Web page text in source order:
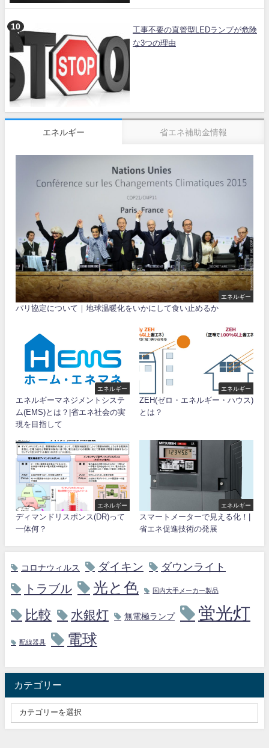
工事不要の直管型LEDランプが危険
な3つの理由
エネルギー 省エネ補助金情報
エネルギー
パリ協定について｜地球温暖化をいかにして食い止めるか
エネルギー
エネルギーマネジメントシステ
ム(EMS)とは？|省エネ社会の実
現を目指して
エネルギー
ZEH(ゼロ・エネルギー・ハウス)
とは？
エネルギー
ディマンドリスポンス(DR)って
一体何？
エネルギー
スマートメーターで見える化！|
省エネ促進技術の発展
コロナウィルス ダイキン ダウンライト
トラブル 光と色 国内大手メーカー製品
比較 水銀灯 無電極ランプ 蛍光灯
配線器具 電球
カテゴリー